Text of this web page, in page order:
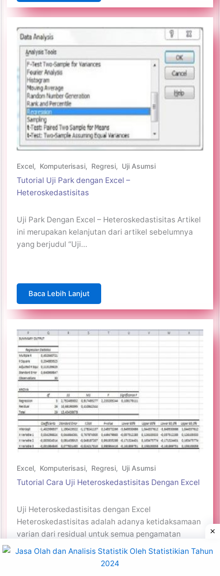
Excel, Komputerisasi, Regresi, Uji Asumsi
Tutorial Uji Park dengan Excel –
Heteroskedastisitas
Uji Park Dengan Excel – Heteroskedastisitas Artikel
ini merupakan kelanjutan dari artikel sebelumnya
yang berjudul “Uji…
Baca Lebih Lanjut
Excel, Komputerisasi, Regresi, Uji Asumsi
Tutorial Cara Uji Heteroskedastisitas Dengan Excel
Uji Heteroskedastisitas dengan Excel
Heteroskedastisitas adalah adanya ketidaksamaan
varian dari residual untuk semua pengamatan
pada…